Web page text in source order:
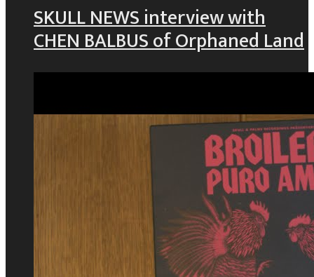
SKULL NEWS interview with
CHEN BALBUS of Orphaned Land